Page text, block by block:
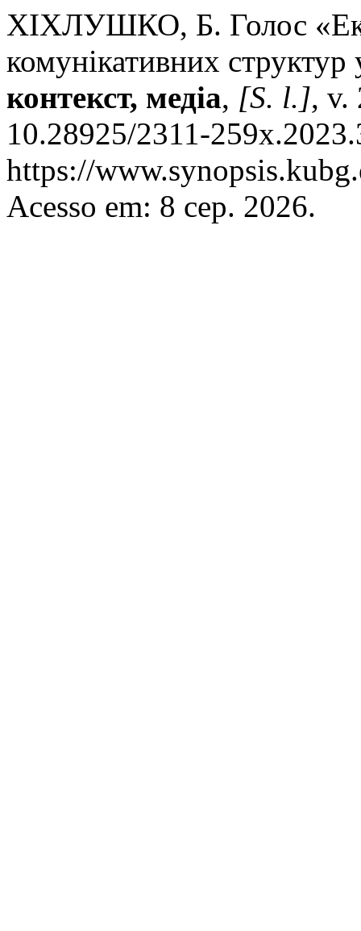
ХІХЛУШКО, Б. Голос
комунікативних структур
контекст, медіа, [S. l.], v.
10.28925/2311-
https://
Acesso em: 8 сер. 2026.